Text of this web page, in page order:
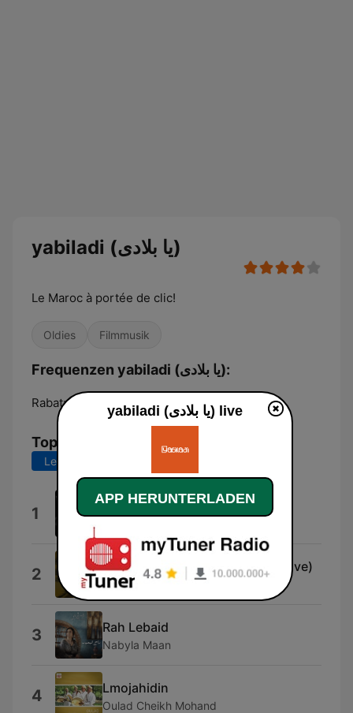
yabiladi (يا بلادى)
Le Maroc à portée de clic!
Oldies Filmmusik
Frequenzen yabiladi (يا بلادى):
Rabat: Online
Top-Songs
Letzte 7 Tage
1 Zan9a Flow
2 Soirée avec Nass El Ghiwane (Live)
Nass El Ghiwane
3 Rah Lebaid
Nabyla Maan
4 Lmojahidin
Oulad Cheikh Mohand
yabiladi (يا بلادى) live
APP HERUNTERLADEN